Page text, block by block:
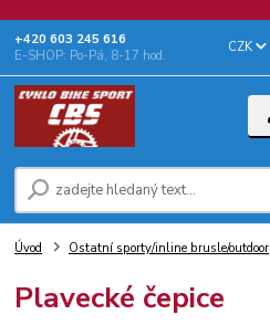
CZK
+‭420 603 245 616‬
E-SHOP: Po-Pá, 8-17 hod.
Úvod Ostatní sporty/inline brusle/outdoor
Plavecké čepice